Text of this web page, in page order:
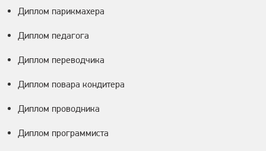
Диплом парикмахера
Диплом педагога
Диплом переводчика
Диплом повара кондитера
Диплом проводника
Диплом программиста